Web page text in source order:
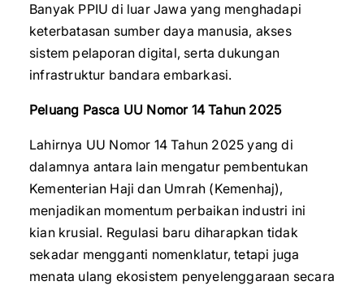
Banyak PPIU di luar Jawa yang menghadapi
keterbatasan sumber daya manusia, akses
sistem pelaporan digital, serta dukungan
infrastruktur bandara embarkasi.
Peluang Pasca UU Nomor 14 Tahun 2025
Lahirnya UU Nomor 14 Tahun 2025 yang di
dalamnya antara lain mengatur pembentukan
Kementerian Haji dan Umrah (Kemenhaj),
menjadikan momentum perbaikan industri ini
kian krusial. Regulasi baru diharapkan tidak
sekadar mengganti nomenklatur, tetapi juga
menata ulang ekosistem penyelenggaraan secara